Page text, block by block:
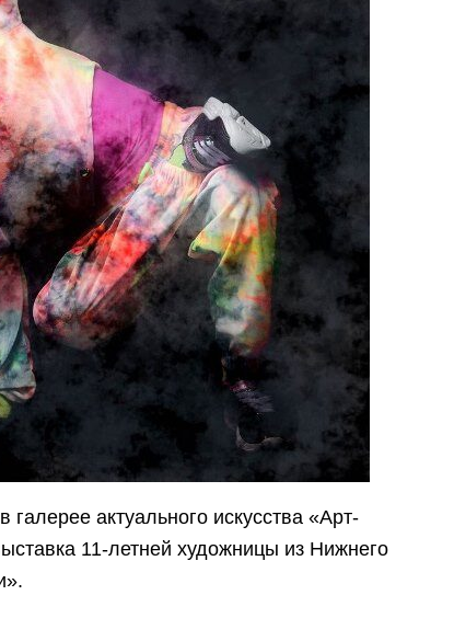
галерее актуального искусства «Арт-
11-летней художницы из Нижнего